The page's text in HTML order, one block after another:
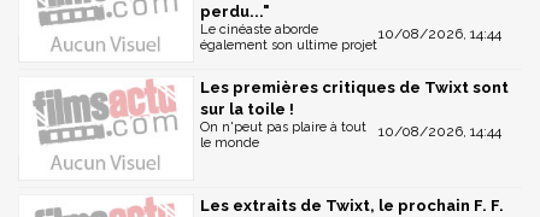
perdu..."
10/08/2026, 14:44
Le cinéaste aborde
également son ultime projet
Les premières critiques de Twixt sont
sur la toile !
10/08/2026, 14:44
On n'peut pas plaire à tout
le monde
Les extraits de Twixt, le prochain F. F.